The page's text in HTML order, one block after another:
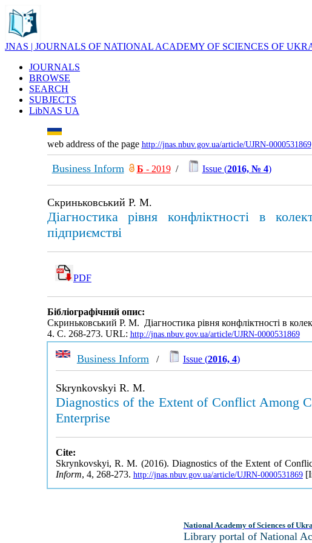
JNAS | JOURNALS OF NATIONAL ACADEMY OF SCIENCES OF
JOURNALS
BROWSE
SEARCH
SUBJECTS
LibNAS UA
web address of the page http://jnas.nbuv.gov.ua/article/UJRN-0000531869
Business Inform Б - 2019/ Issue (2016, № 4)
Скриньковський Р. М.
Діагностика рівня конфліктності в
підприємстві
PDF
Бібліографічний опис:
Скриньковський Р. М. Діагностика рівня конфліктності в
4. С. 268-273. URL: http://jnas.nbuv.gov.ua/article/UJRN-0000531869
Business Inform / Issue (2016, 4)
Skrynkovskyi R. M.
Diagnostics of the Extent of Conflict Among
Enterprise
Cite:
Skrynkovskyi, R. M. (2016). Diagnostics of the Extent of
Inform, 4, 268-273. http://jnas.nbuv.gov.ua/article/UJRN-0000531869
National Academy of Sciences of
Library portal of National